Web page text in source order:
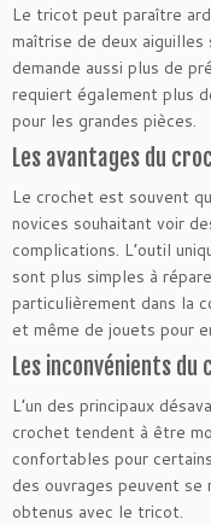
Le tricot peut paraître
maîtrise de deux
demande aussi plus de
requiert également plus
pour les grandes pièces.
Les avantages du
Le crochet est souvent
novices souhaitant voir
complications. L’outil
sont plus simples à
particulièrement dans la
et même de jouets pour
Les inconvénients du
L’un des principaux
crochet tendent à être
confortables pour
des ouvrages peuvent se
obtenus avec le tricot.